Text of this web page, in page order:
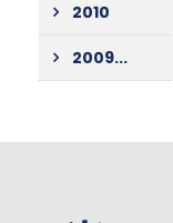
2010
2009...